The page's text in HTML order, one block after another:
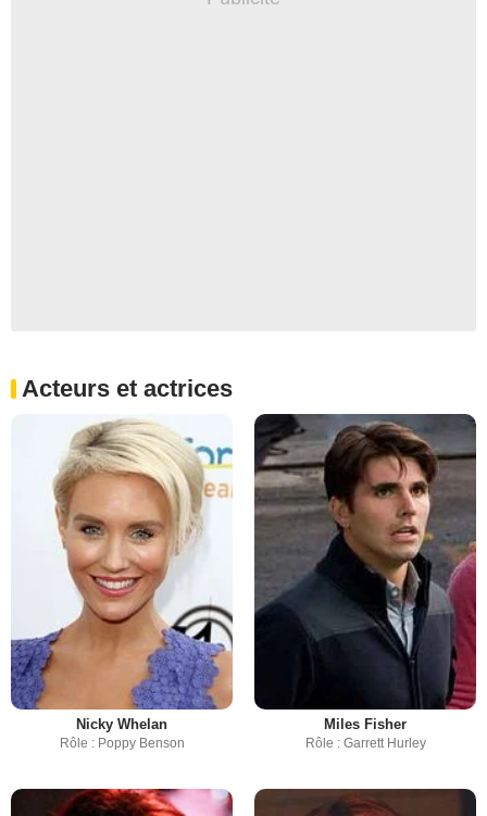
Acteurs et actrices
Nicky Whelan
Rôle : Poppy Benson
Miles Fisher
Rôle : Garrett Hurley